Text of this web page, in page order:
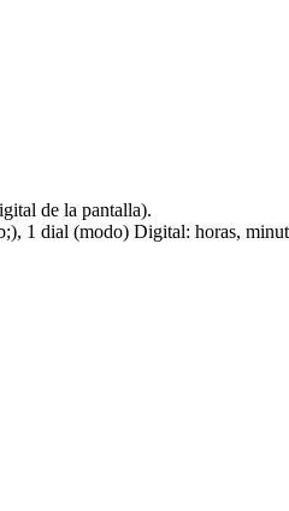
de la pantalla).
1 dial (modo) Digital: horas,